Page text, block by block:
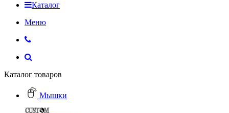
Каталог
Меню
Каталог товаров
Мышки